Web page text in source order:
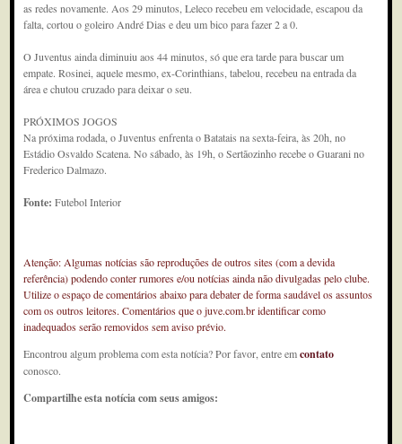
as redes novamente. Aos 29 minutos, Leleco recebeu em velocidade, escapou da
falta, cortou o goleiro André Dias e deu um bico para fazer 2 a 0.
O Juventus ainda diminuiu aos 44 minutos, só que era tarde para buscar um
empate. Rosinei, aquele mesmo, ex-Corinthians, tabelou, recebeu na entrada da
área e chutou cruzado para deixar o seu.
PRÓXIMOS JOGOS
Na próxima rodada, o Juventus enfrenta o Batatais na sexta-feira, às 20h, no
Estádio Osvaldo Scatena. No sábado, às 19h, o Sertãozinho recebe o Guarani no
Frederico Dalmazo.
Fonte:Futebol Interior
Atenção: Algumas notícias são reproduções de outros sites (com a devida
referência) podendo conter rumores e/ou notícias ainda não divulgadas pelo clube.
Utilize o espaço de comentários abaixo para debater de forma saudável os assuntos
com os outros leitores. Comentários que o juve.com.br identificar como
inadequados serão removidos sem aviso prévio.
Encontrou algum problema com esta notícia? Por favor, entre emcontato
conosco.
Compartilhe esta notícia com seus amigos: